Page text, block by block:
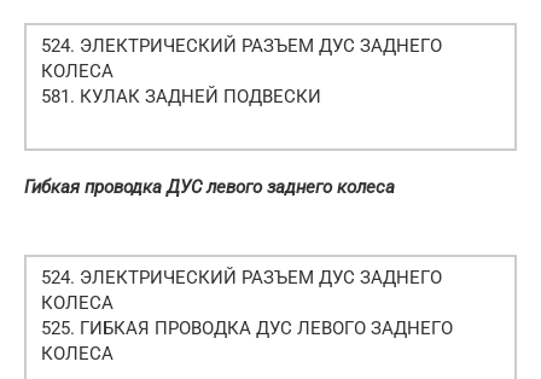
524. ЭЛЕКТРИЧЕСКИЙ РАЗЪЕМ ДУС ЗАДНЕГО
КОЛЕСА
581. КУЛАК ЗАДНЕЙ ПОДВЕСКИ
Гибкая проводка ДУС левого заднего колеса
524. ЭЛЕКТРИЧЕСКИЙ РАЗЪЕМ ДУС ЗАДНЕГО
КОЛЕСА
525. ГИБКАЯ ПРОВОДКА ДУС ЛЕВОГО ЗАДНЕГО
КОЛЕСА